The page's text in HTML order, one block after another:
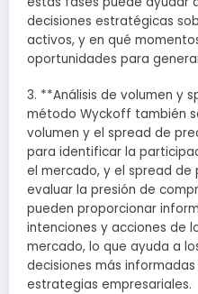
decisiones estratégicas
activos, y en qué
oportunidades para
3. **Análisis de volumen y
método Wyckoff también
volumen y el spread de
para identificar la
el mercado, y el spread de
evaluar la presión de
pueden proporcionar
intenciones y acciones de
mercado, lo que ayuda a
decisiones más
estrategias empresariales.